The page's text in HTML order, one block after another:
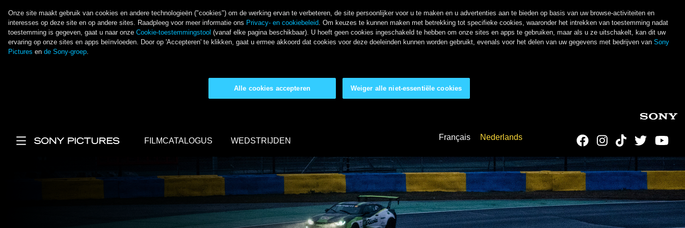
Onze site maakt gebruik van cookies en andere technologieën ("cookies") om de werking ervan te verbeteren, de site persoonlijker voor u te maken en u advertenties aan te bieden op basis van uw browse-activiteiten en
interesses op deze site en op andere sites. Raadpleeg voor meer informatie ons Privacy- en cookiebeleid. Om keuzes te kunnen maken met betrekking tot specifieke cookies, waaronder het intrekken van toestemming nadat
toestemming is gegeven, gaat u naar onze Cookie-toestemmingstool (vanaf elke pagina beschikbaar). U hoeft geen cookies ingeschakeld te hebben om onze sites en apps te gebruiken, maar als u ze uitschakelt, kan dit uw
ervaring op onze sites en apps beïnvloeden. Door op 'Accepteren' te klikken, gaat u ermee akkoord dat cookies voor deze doeleinden kunnen worden gebruikt, evenals voor het delen van uw gegevens met bedrijven van Sony
Pictures en de Sony-groep.
Weiger alle niet-essentiële cookies
Alle cookies accepteren
FILMCATALOGUS WEDSTRIJDEN Français Nederlands Social Links